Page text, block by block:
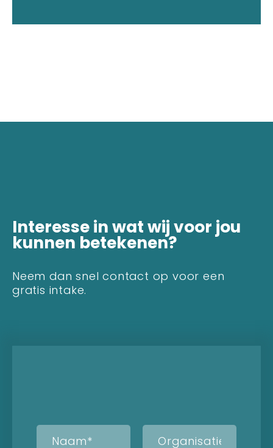
Interesse in wat wij voor jou
kunnen betekenen?
Neem dan snel contact op voor een
gratis intake.